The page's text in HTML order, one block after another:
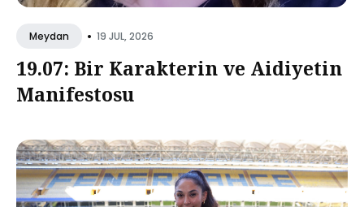
Meydan • 19 JUL, 2026
19.07: Bir Karakterin ve Aidiyetin
Manifestosu